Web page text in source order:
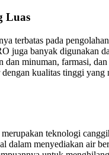
Luas
terbatas pada
juga banyak digunakan
dan minuman, farmasi,
kualitas tinggi yang
teknologi
dalam menyediakan air